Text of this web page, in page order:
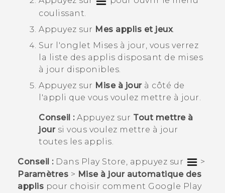
coulissant.
Appuyez sur Mes applis et jeux
Sur l'onglet Mises à jour , vous verrez
la liste des applis disposant de mises
à jour disponibles.
Appuyez sur Mise à jourà côté de
l'appli que vous voulez mettre à jour.
Conseil :Appuyez sur Tout mettre à
joursi vous voulez mettre à jour
toutes les applis.
Conseil :Dans Play Store , appuyez sur
>
Paramètres > Mise à jour automatique des
applis pour choisir comment Google Play